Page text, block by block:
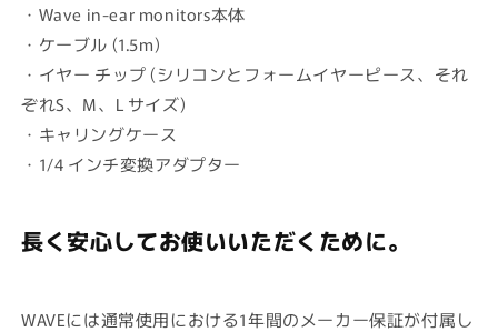
・ Wave in-ear monitors本体
・ケーブル (1.5m)
・イヤー チップ (シリコンとフォームイヤーピース、それ
ぞれS、M、L サイズ)
・キャリングケース
・ 1/4 インチ変換アダプター
長く安心してお使いいただくために。
WAVEには通常使用における1年間のメーカー保証が付属し